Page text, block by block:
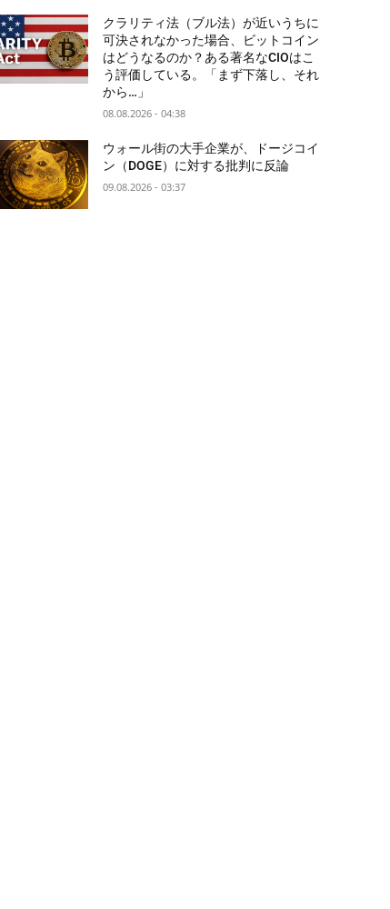
クラリティ法（ブル法）が近いうちに
可決されなかった場合、ビットコイン
はどうなるのか？ある著名なCIOはこ
う評価している。「まず下落し、それ
から…」
08.08.2026 - 04:38
ウォール街の大手企業が、ドージコイ
ン（DOGE）に対する批判に反論
09.08.2026 - 03:37